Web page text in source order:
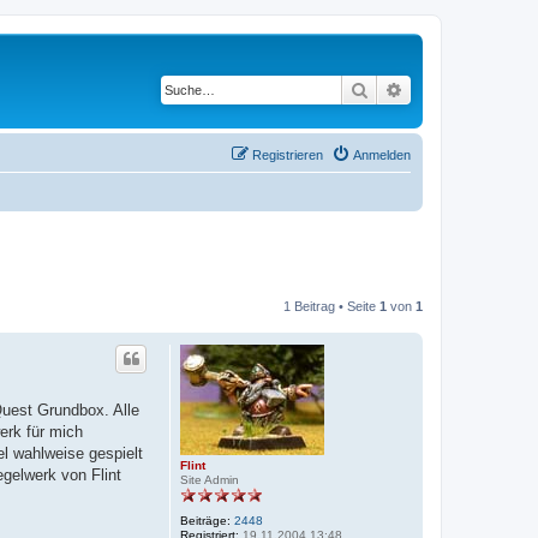
Suche
Anmelden
Registrieren
1 Beitrag • Seite 1 von 1
Flint
Site Admin
Beiträge: 2448
Grundbox. Alle
für mich
wahlweise gespielt
von Flint